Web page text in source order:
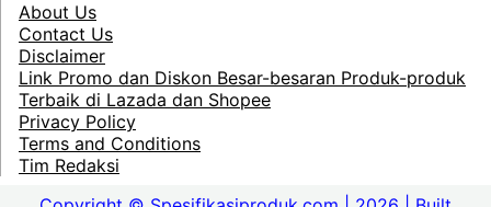
About Us
Contact Us
Disclaimer
Link Promo dan Diskon Besar-besaran Produk-produk
Terbaik di Lazada dan Shopee
Privacy Policy
Terms and Conditions
Tim Redaksi